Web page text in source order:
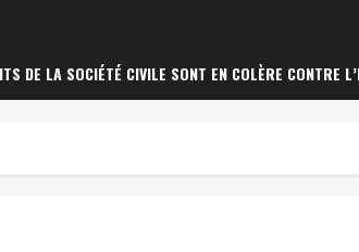
DE LA SOCIÉTÉ CIVILE SONT EN COLÈRE CONTRE